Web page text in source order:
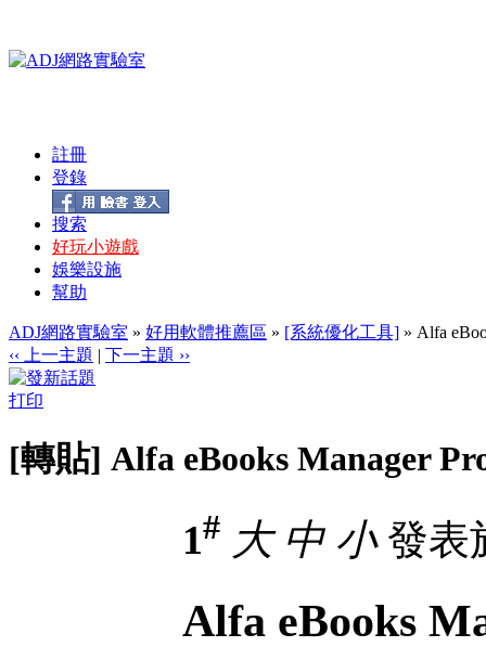
註冊
登錄
搜索
好玩小遊戲
娛樂設施
幫助
ADJ網路實驗室 » 好用軟體推薦區 » [系統優化工具] » Alfa
‹‹ 上一主題 | 下一主題 ››
打印
[轉貼] Alfa eBooks Manager
1# 大 中 小發表
Alfa eBooks